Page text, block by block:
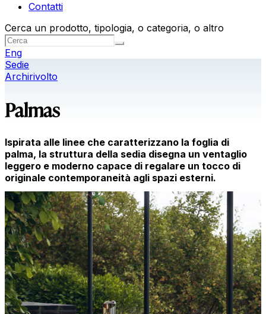
Contatti
Cerca un prodotto, tipologia, o categoria, o altro
Eng
Sedie
Archirivolto
Palmas
Ispirata alle linee che caratterizzano la foglia di
palma, la struttura della sedia disegna un ventaglio
leggero e moderno capace di regalare un tocco di
originale contemporaneità agli spazi esterni.